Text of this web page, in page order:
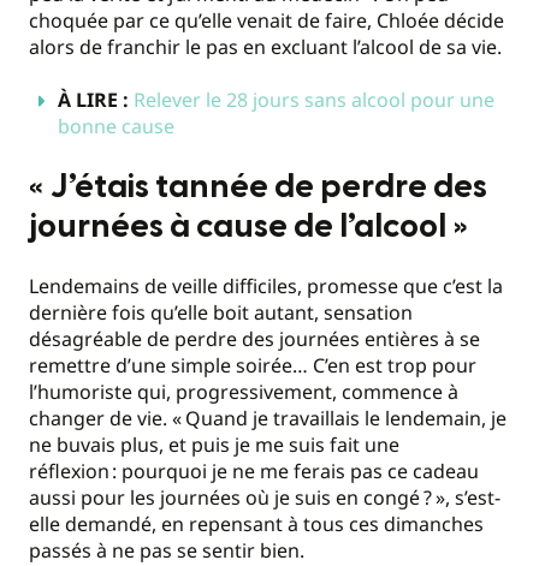
choquée par ce qu’elle venait de faire, Chloée décide
alors de franchir le pas en excluant l’alcool de sa vie.
À LIRE : Relever le 28 jours sans alcool pour une
bonne cause
« J’étais tannée de perdre des
journées à cause de l’alcool »
Lendemains de veille difficiles, promesse que c’est la
dernière fois qu’elle boit autant, sensation
désagréable de perdre des journées entières à se
remettre d’une simple soirée… C’en est trop pour
l’humoriste qui, progressivement, commence à
changer de vie. «Quand je travaillais le lendemain, je
ne buvais plus, et puis je me suis fait une
réflexion : pourquoi je ne me ferais pas ce cadeau
aussi pour les journées où je suis en congé?», s’est-
elle demandé, en repensant à tous ces dimanches
passés à ne pas se sentir bien.